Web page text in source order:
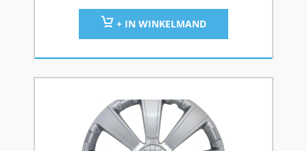
+ IN WINKELMAND